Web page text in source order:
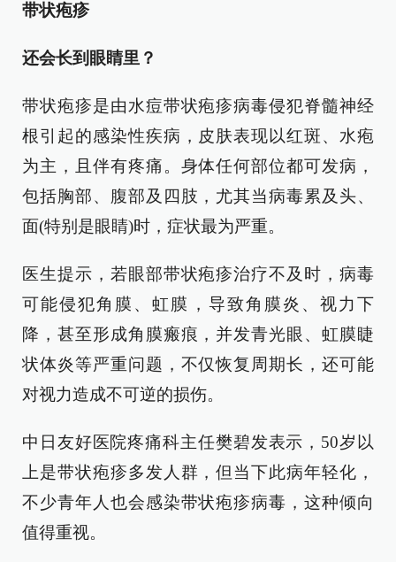
带状疱疹
还会长到眼睛里？
带状疱疹是由水痘带状疱疹病毒侵犯脊髓神经
根引起的感染性疾病，皮肤表现以红斑、水疱
为主，且伴有疼痛。身体任何部位都可发病，
包括胸部、腹部及四肢，尤其当病毒累及头、
面(特别是眼睛)时，症状最为严重。
医生提示，若眼部带状疱疹治疗不及时，病毒
可能侵犯角膜、虹膜，导致角膜炎、视力下
降，甚至形成角膜瘢痕，并发青光眼、虹膜睫
状体炎等严重问题，不仅恢复周期长，还可能
对视力造成不可逆的损伤。
中日友好医院疼痛科主任樊碧发表示，50岁以
上是带状疱疹多发人群，但当下此病年轻化，
不少青年人也会感染带状疱疹病毒，这种倾向
值得重视。